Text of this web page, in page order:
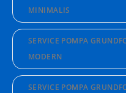
MINIMALIS
SERVICE POMPA
MODERN
SERVICE POMPA